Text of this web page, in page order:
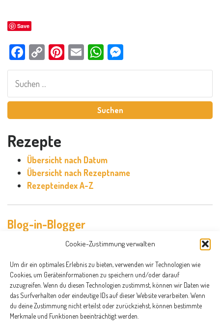
Cookie-Zustimmung verwalten
Um dir ein optimales Erlebnis zu bieten, verwenden wir Technologien wie
Cookies, um Geräteinformationen zu speichern und/oder darauf
zuzugreifen. Wenn du diesen Technologien zustimmst, können wir Daten wie
das Surfverhalten oder eindeutige IDs auf dieser Website verarbeiten. Wenn
du deine Zustimmung nicht erteilst oder zurückziehst, können bestimmte
Merkmale und Funktionen beeinträchtigt werden.
Save
Facebook
Copy
Link
Pinterest
EmailWhatsApp
nach:
Rezepte
Übersicht nach Datum
Übersicht nach Rezeptname
Rezepteindex A-Z
Blog-in-Blogger